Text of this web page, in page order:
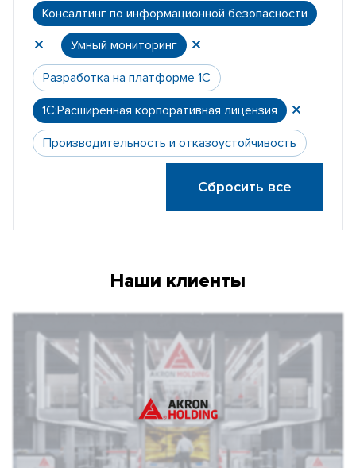
Консалтинг по информационной безопасности
Умный мониторинг
Разработка на платформе 1С
1С:Расширенная корпоративная лицензия
Производительность и отказоустойчивость
Сбросить все
Наши клиенты